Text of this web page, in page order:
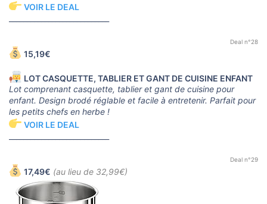
VOIR LE DEAL
Deal n°28
15,19€
LOT CASQUETTE, TABLIER ET GANT DE CUISINE ENFANT
Lot comprenant casquette, tablier et gant de cuisine pour
enfant. Design brodé réglable et facile à entretenir. Parfait pour
les petits chefs en herbe !
VOIR LE DEAL
Deal n°29
17,49€ (au lieu de 32,99€)